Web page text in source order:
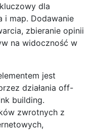
dla
i map. Dodawanie
zbieranie opinii
na widoczność w
jest
działania off-
building.
zwrotnych z